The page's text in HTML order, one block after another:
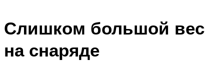
Слишком большой вес
на снаряде